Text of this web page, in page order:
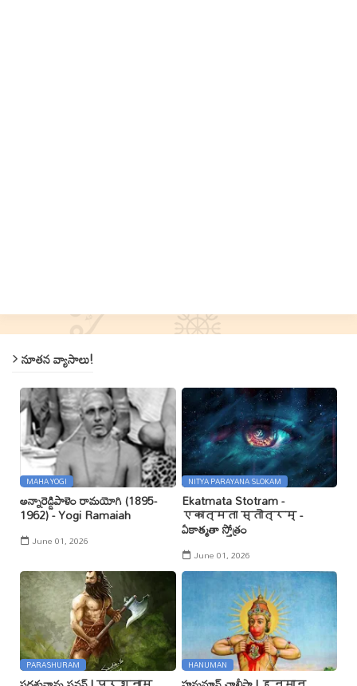
నూతన వ్యాసాలు!
MAHA YOGI
అన్నారెడ్డిపాళెం రామయోగి (1895-
1962) - Yogi Ramaiah
June 01, 2026
NITYA PARAYANA SLOKAM
Ekatmata Stotram -
एकात्मता स्तोत्रम् -
ఏకాత్మతా స్తోత్రం
June 01, 2026
PARASHURAM HANUMAN